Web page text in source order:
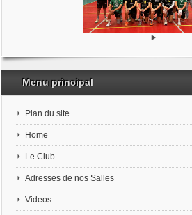
Menu principal
Plan du site
Home
Le Club
Adresses de nos Salles
Videos